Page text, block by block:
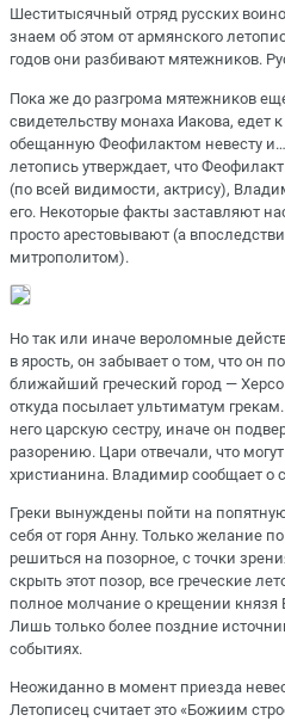
Шеститысячный отряд русских
знаем об этом от армянского
годов они разбивают мятежников.
Пока же до разгрома мятежников
свидетельству монаха Иакова, едет
обещанную Феофилактом невесту
летопись утверждает, что
(по всей видимости, актрису),
его. Некоторые факты заставляют
просто арестовывают (а
митрополитом).
Но так или иначе вероломные
в ярость, он забывает о том, что он
ближайший греческий город —
откуда посылает ультиматум
него царскую сестру, иначе он
разорению. Цари отвечали, что
христианина. Владимир сообщает о
Греки вынуждены пойти на
себя от горя Анну. Только желание
решиться на позорное, с точки
скрыть этот позор, все греческие
полное молчание о крещении
Лишь только более поздние
событиях.
Неожиданно в момент приезда
Летописец считает это «Божиим